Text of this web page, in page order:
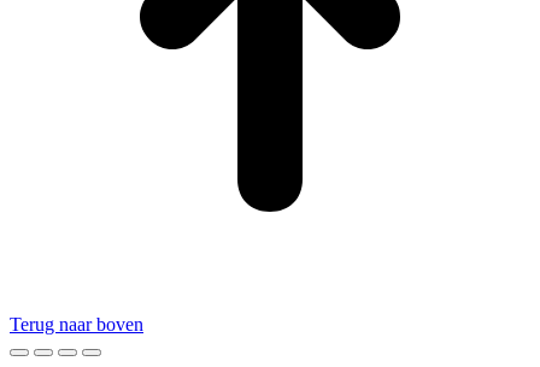
Terug naar boven